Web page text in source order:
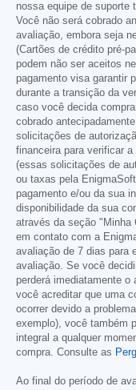
nossa equipe de suporte
Você não será cobrado
avaliação, embora seja
(Cartões de crédito pré-
podem não ser aceitos
pagamento visa garantir
durante a transição da
caso você decida
cobrado
solicitações de
financeira para verificar
(essas solicitações de
ou taxas pela
pagamento e/ou da sua
disponibilidade da sua
através da seção "Minha
em contato com a
avaliação de 7 dias para
avaliação. Se você
perderá imediatamente
você acreditar que uma
ocorrer devido a
exemplo), você também
integral a qualquer
compra. Consulte as
Ao final do período de